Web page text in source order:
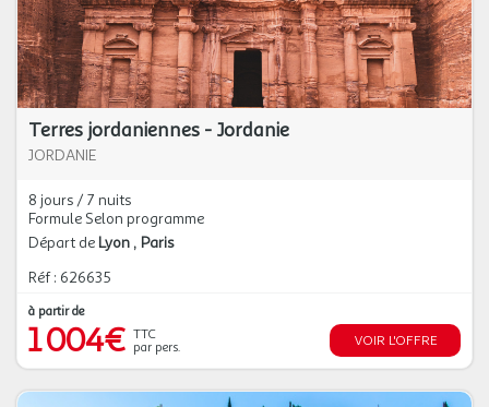
Terres jordaniennes - Jordanie
JORDANIE
8 jours / 7 nuits
Formule Selon programme
Départ de Lyon
Paris
Réf : 626635
à partir de
1 004€ TTC
par pers.
VOIR L'OFFRE